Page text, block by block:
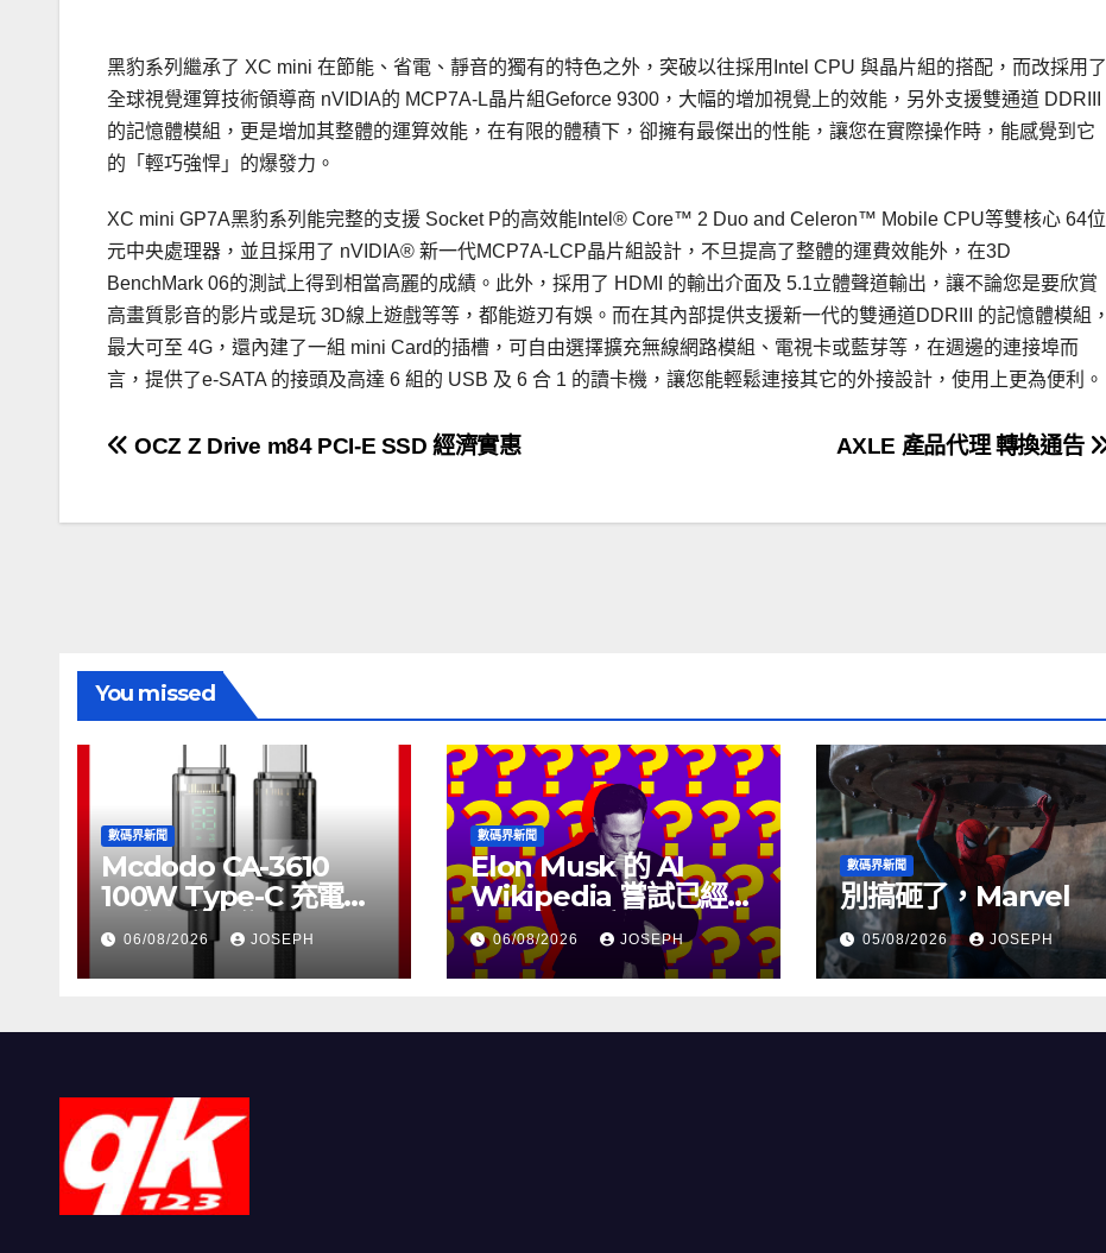
黑豹系列繼承了 XC mini 在節能、省電、靜音的獨有的特色之外，突破以往採用Intel CPU 與晶片組的搭配，而改採用了
全球視覺運算技術領導商 nVIDIA的 MCP7A-L晶片組Geforce 9300，大幅的增加視覺上的效能，另外支援雙通道 DDRIII
的記憶體模組，更是增加其整體的運算效能，在有限的體積下，卻擁有最傑出的性能，讓您在實際操作時，能感覺到它
的「輕巧強悍」的爆發力。
XC mini GP7A黑豹系列能完整的支援 Socket P的高效能Intel® Core™ 2 Duo and Celeron™ Mobile CPU等雙核心 64位
元中央處理器，並且採用了 nVIDIA® 新一代MCP7A-LCP晶片組設計，不旦提高了整體的運費效能外，在3D
BenchMark 06的測試上得到相當高麗的成績。此外，採用了 HDMI 的輸出介面及 5.1立體聲道輸出，讓不論您是要欣賞
高畫質影音的影片或是玩 3D線上遊戲等等，都能遊刃有娛。而在其內部提供支援新一代的雙通道DDRIII 的記憶體模組，
最大可至 4G，還內建了一組 mini Card的插槽，可自由選擇擴充無線網路模組、電視卡或藍芽等，在週邊的連接埠而
言，提供了e-SATA 的接頭及高達 6 組的 USB 及 6 合 1 的讀卡機，讓您能輕鬆連接其它的外接設計，使用上更為便利。
文
AXLE 產品代理 轉換通告
OCZ Z Drive m84 PCI-E SSD 經濟實惠
You missed
數碼界新聞
Mcdodo CA-3610
100W Type-C 充電線
正式上市，售價
HK$115
06/08/2026 JOSEPH
數碼界新聞
Elon Musk 的 AI
Wikipedia 嘗試已經幾
個月沒有更新了
06/08/2026 JOSEPH
數碼界新聞
別搞砸了，Marvel
05/08/2026 JOSEPH